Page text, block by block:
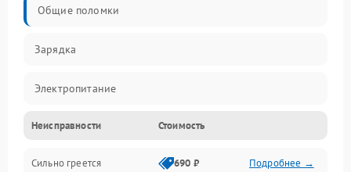
Общие поломки
Зарядка
Электропитание
Экран и изображение
Дисплей
Неисправности Стоимость
Сильно греется 690 ₽ Подробнее →